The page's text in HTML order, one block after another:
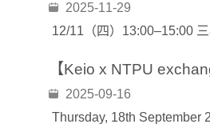
2025-11-29
2025-09-16